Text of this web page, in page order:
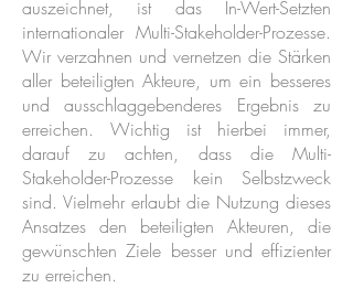
auszeichnet, ist das In-Wert-Setzten
internationaler Multi-Stakeholder-Prozesse.
Wir verzahnen und vernetzen die Stärken
aller beteiligten Akteure, um ein besseres
und ausschlaggebenderes Ergebnis zu
erreichen. Wichtig ist hierbei immer,
darauf zu achten, dass die Multi-
Stakeholder-Prozesse kein Selbstzweck
sind. Vielmehr erlaubt die Nutzung dieses
Ansatzes den beteiligten Akteuren, die
gewünschten Ziele besser und effizienter
zu erreichen.